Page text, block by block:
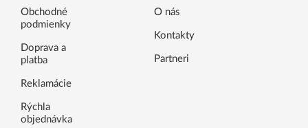
Obchodné
podmienky
Doprava a
platba
Reklamácie
Rýchla
objednávka
O nás
Kontakty
Partneri